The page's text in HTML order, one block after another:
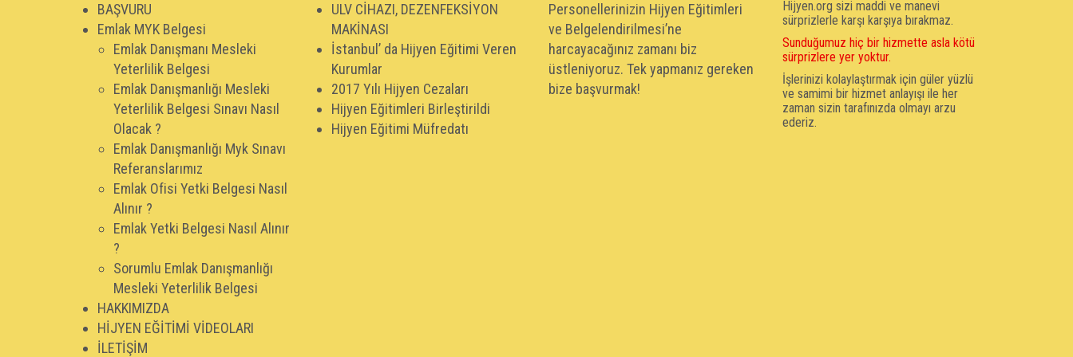
BAŞVURU
Emlak MYK Belgesi
Emlak Danışmanı Mesleki
Yeterlilik Belgesi
Emlak Danışmanlığı Mesleki
Yeterlilik Belgesi Sınavı Nasıl
Olacak ?
Emlak Danışmanlığı Myk Sınavı
Referanslarımız
Emlak Ofisi Yetki Belgesi Nasıl
Alınır ?
Emlak Yetki Belgesi Nasıl Alınır
?
Sorumlu Emlak Danışmanlığı
Mesleki Yeterlilik Belgesi
HAKKIMIZDA
HİJYEN EĞİTİMİ VİDEOLARI
İLETİŞİM
ULV CİHAZI, DEZENFEKSİYON
MAKİNASI
İstanbul’ da Hijyen Eğitimi Veren
Kurumlar
2017 Yılı Hijyen Cezaları
Hijyen Eğitimleri Birleştirildi
Hijyen Eğitimi Müfredatı
Personellerinizin Hijyen Eğitimleri
ve Belgelendirilmesi’ne
harcayacağınız zamanı biz
üstleniyoruz. Tek yapmanız gereken
bize başvurmak!
Hijyen.org sizi maddi ve manevi
sürprizlerle karşı karşıya bırakmaz.
Sunduğumuz hiç bir hizmette asla kötü
sürprizlere yer yoktur.
İşlerinizi kolaylaştırmak için güler yüzlü
ve samimi bir hizmet anlayışı ile her
zaman sizin tarafınızda olmayı arzu
ederiz.